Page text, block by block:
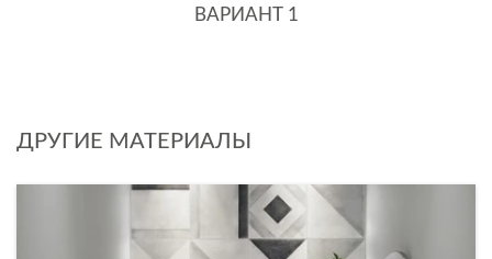
ВАРИАНТ 1
ДРУГИЕ МАТЕРИАЛЫ